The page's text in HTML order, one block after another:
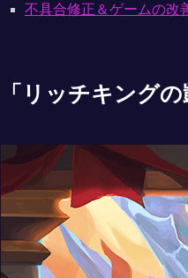
不具合修正＆ゲームの改
「リッチキング